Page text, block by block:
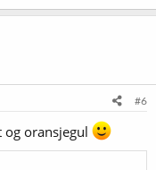
#6
og oransjegul